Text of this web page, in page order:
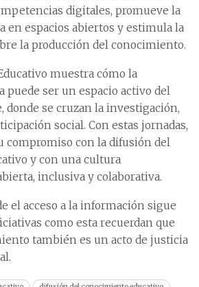
digitales, promueve la
en espacios abiertos y estimula la
la producción del conocimiento.
muestra cómo la
puede ser un espacio activo del
se cruzan la investigación,
social. Con estas jornadas,
compromiso con la difusión del
y con una cultura
inclusiva y colaborativa.
el acceso a la información sigue
como esta recuerdan que
también es un acto de justicia